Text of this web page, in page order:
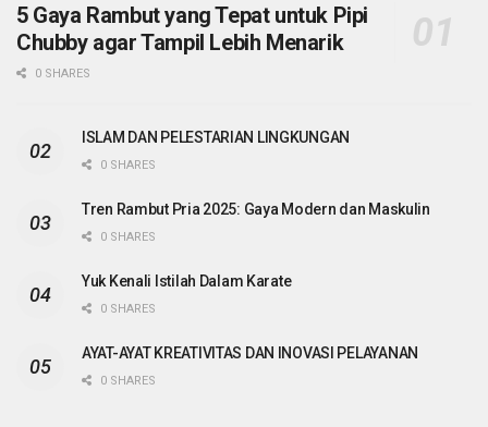
5 Gaya Rambut yang Tepat untuk Pipi
Chubby agar Tampil Lebih Menarik
0 SHARES
ISLAM DAN PELESTARIAN LINGKUNGAN
0 SHARES
Tren Rambut Pria 2025: Gaya Modern dan Maskulin
0 SHARES
Yuk Kenali Istilah Dalam Karate
0 SHARES
AYAT-AYAT KREATIVITAS DAN INOVASI PELAYANAN
0 SHARES